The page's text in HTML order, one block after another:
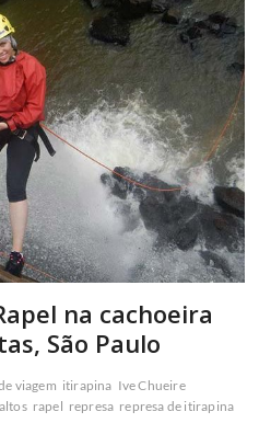
na cachoeira
São Paulo
viagem itirapina Ive Chueire
rapel represa represa de itirapina